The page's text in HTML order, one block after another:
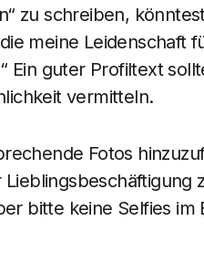
zu schreiben,
meine Leidenschaft
Ein guter Profiltext
vermitteln.
Fotos
bitte keine Selfies im